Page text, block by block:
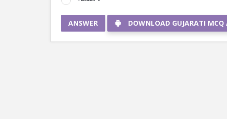
ANSWER DOWNLOAD GUJARATI MCQ